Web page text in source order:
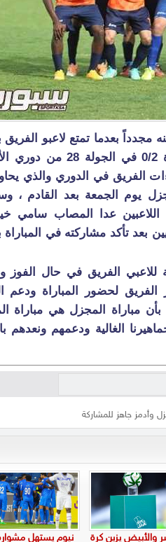
مجدداً بعدما تمتع لاعبو الفريق
لمدة أربعة أيام أعقبت خسارة الفريق من الوحدة 0/2 في
الفريق في الدوري والذي
يوم الجمعة بعد القادم ،
اللاعبين عدا المصاب سامي
بعد تأكد مشاركته في المباراة
الفريق في حال الفوز
الفريق لحضور المباراة ودعم
مباراة المجزل هي مباراة
الغالية ودعمهم ونعدهم
وأدمز جاهز للمشاركة
والأبيض يزين كرة نيوم يستهل